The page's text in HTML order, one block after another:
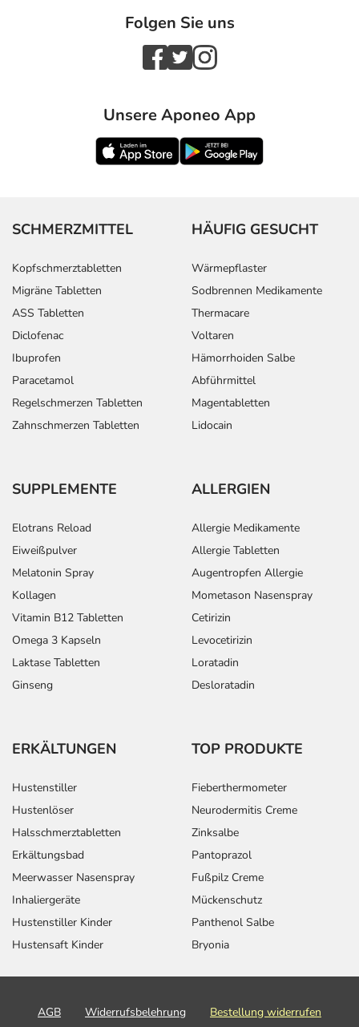
Folgen Sie uns
Unsere Aponeo App
SCHMERZMITTEL
Kopfschmerztabletten
Migräne Tabletten
ASS Tabletten
Diclofenac
Ibuprofen
Paracetamol
Regelschmerzen Tabletten
Zahnschmerzen Tabletten
HÄUFIG GESUCHT
Wärmepflaster
Sodbrennen Medikamente
Thermacare
Voltaren
Hämorrhoiden Salbe
Abführmittel
Magentabletten
Lidocain
SUPPLEMENTE
Elotrans Reload
Eiweißpulver
Melatonin Spray
Kollagen
Vitamin B12 Tabletten
Omega 3 Kapseln
Laktase Tabletten
Ginseng
ALLERGIEN
Allergie Medikamente
Allergie Tabletten
Augentropfen Allergie
Mometason Nasenspray
Cetirizin
Levocetirizin
Loratadin
Desloratadin
ERKÄLTUNGEN
Hustenstiller
Hustenlöser
Halsschmerztabletten
Erkältungsbad
Meerwasser Nasenspray
Inhaliergeräte
Hustenstiller Kinder
Hustensaft Kinder
TOP PRODUKTE
Fieberthermometer
Neurodermitis Creme
Zinksalbe
Pantoprazol
Fußpilz Creme
Mückenschutz
Panthenol Salbe
Bryonia
AGB Widerrufsbelehrung
Bestellung widerrufen